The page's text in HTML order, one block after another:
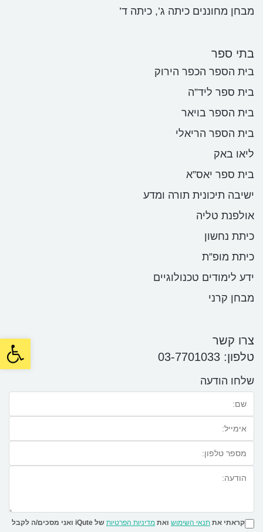
מבחן מחוננים כיתה ג’, כיתה ד’
בתי ספר
בית הספר הכפר הירוק
בית ספר ליד”ה
בית הספר בויאר
בית הספר הריאלי
ליאו באק
בית ספר יאס”א
ישיבה תיכונית תורה ומדע
אולפנת טליה
כיתת נחשון
כיתת מופ”ת
ידע לימודים טכנולוגיים
מבחן קרני
צרו קשר
טלפון: 03-7701033
שלחו הודעה
קראתי את תנאי השימוש ואת מדיניות הפרטיות
של iQute ואני מסכים/ה לקבל